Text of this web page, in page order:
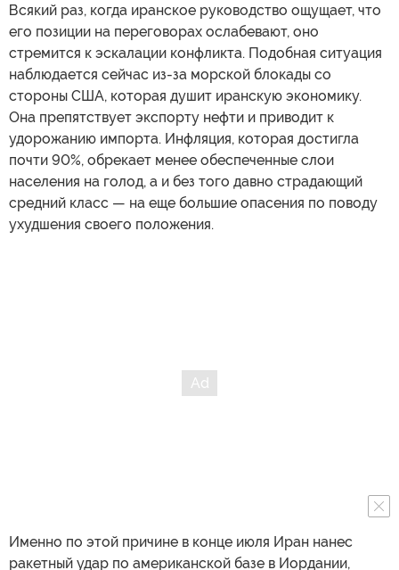
Всякий раз, когда иранское руководство ощущает, что
его позиции на переговорах ослабевают, оно
стремится к эскалации конфликта. Подобная ситуация
наблюдается сейчас из-за морской блокады со
стороны США, которая душит иранскую экономику.
Она препятствует экспорту нефти и приводит к
удорожанию импорта. Инфляция, которая достигла
почти 90%, обрекает менее обеспеченные слои
населения на голод, а и без того давно страдающий
средний класс — на еще большие опасения по поводу
ухудшения своего положения.
Именно по этой причине в конце июля Иран нанес
ракетный удар по американской базе в Иордании,